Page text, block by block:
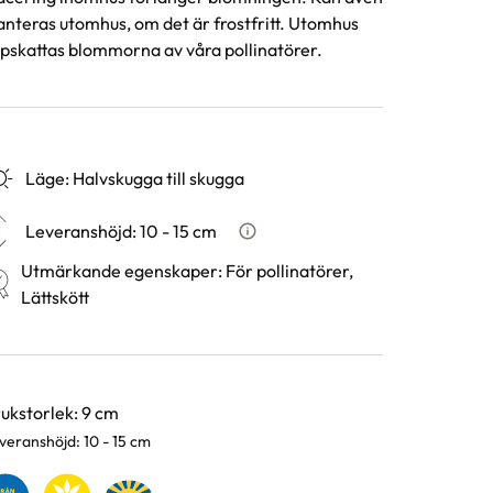
utomhus, om det är frostfritt. Utomhus
blommorna av våra pollinatörer.
Läge: Halvskugga till skugga
Leveranshöjd:10 - 15 cm
Hur vi mäter leveranshöjd på
Utmärkande egenskaper: För pollinatörer,
Lättskött
9 cm
10 - 15 cm